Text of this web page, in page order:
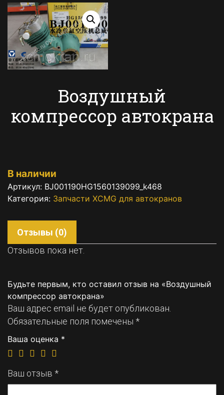
Воздушный
компрессор автокрана
В наличии
Артикул: BJ001190HG1560139099_k468
Категория: Запчасти XCMG для автокранов
Отзывы (0)
Отзывов пока нет.
Будьте первым, кто оставил отзыв на «Воздушный
компрессор автокрана»
Ваш адрес email не будет опубликован.
Обязательные поля помечены *
Ваша оценка *
Ваш отзыв *